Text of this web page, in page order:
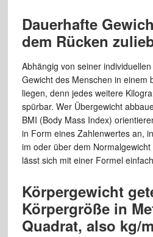
Dauerhafte
dem Rücken
Abhängig von seiner
Gewicht des Menschen in einem
liegen, denn jedes weitere
spürbar. Wer Übergewicht
BMI (Body Mass Index)
in Form eines Zahlenwertes an,
im oder über dem
lässt sich mit einer Formel
Körpergewicht
Körpergröße in
Quadrat, also kg/